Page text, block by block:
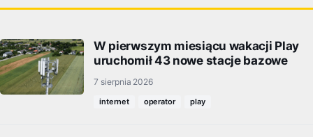
W pierwszym miesiącu wakacji Play
uruchomił 43 nowe stacje bazowe
7 sierpnia 2026
internet operator play